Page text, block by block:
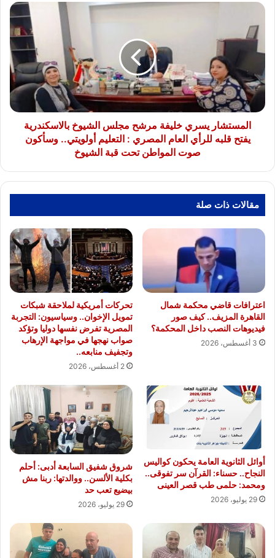
حققتها
المسلحة
المصرية
المستشار
خليفة
مرشح
الشيوخ
بالاسكندرية
يفتح
قلبه
للرأي
التعليم
وسأكون
المواطن
المستشار يسري خليفة مرشح مجلس الشيوخ بالاسكندرية
يفتح قلبه للرأي العام المصري : التعليم أولويتي.. وسأكون
صوت المواطن تحت قبة الشيوخ
مقالات ذات صلة
اعترافات قاضي محكمة شمال
القاهرة المزيف.. كيف صور
فيديوهات النصب داخل المحكمة؟
3 أغسطس، 2026
تحركات أمريكية لملاحقة شبكات
تمويل الإخوان.. وسياسيون: التجربة
المصرية تفرض نفسها دوليا وتؤكد
صواب نهجها في مواجهة الإرهاب
وتجفيف منابعه..
2 أغسطس، 2026
أوائل الثانوية العامة يحكون كواليس
النجاح.. حسناء: القرآن سر تفوقى..
ومحمد: حلمى طب قصر العينى
29 يوليو، 2026
شروق شفيق السابعة أدبى: أحلم
بكلية الألسن.. ووالدتها: ربنا مش
بيضيع تعب حد
29 يوليو، 2026